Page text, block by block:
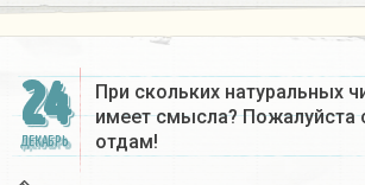
24
ДЕКАБРЬ
При скольких натуральных
имеет смысла? Пожалуйста
отдам!